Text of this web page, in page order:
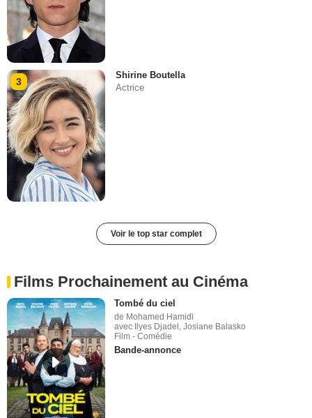
3
Shirine Boutella
Actrice
Voir le top star complet
Films Prochainement au Cinéma
Tombé du ciel
de Mohamed Hamidi
avec Ilyes Djadel, Josiane Balasko
Film - Comédie
Bande-annonce